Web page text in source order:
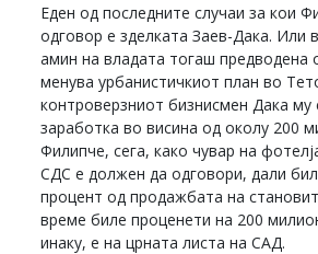
Еден од последните случаи за кои
одговор е зделката Заев-Дака. Или
амин на владата тогаш предводена
менува урбанистичкиот план во
контроверзниот бизнисмен Дака
заработка во висина од околу 200
Филипче, сега, како чувар на
СДС е должен да одговори, дали
процент од продажбата на
време биле проценети на 200
инаку, е на црната листа на САД.